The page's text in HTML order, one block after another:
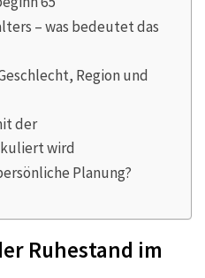
– was bedeutet das
Region und
der
wird
Planung?
Ruhestand im